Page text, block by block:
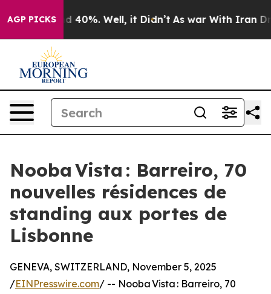
AGP PICKS
Around 40%. Well, it Didn’t As war With Iran Drove
Nooba Vista : Barreiro, 70
nouvelles résidences de
standing aux portes de
Lisbonne
GENEVA, SWITZERLAND, November 5, 2025
/EINPresswire.com/ -- Nooba Vista : Barreiro, 70